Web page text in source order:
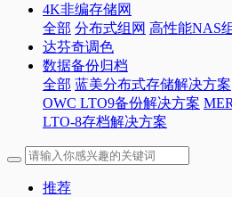
4K非编存储网
全部 分布式组网 高性能NAS
达芬奇调色
数据备份归档
全部 蓝美分布式存储解决方案
OWC LTO9备份解决方案
LTO-8存档解决方案
推荐